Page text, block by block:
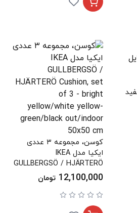
کوسن، مجموعه ۳ عددی
ایکیا مدل IKEA
GULLBERGSÖ / HJÄRTERÖ
Cushion, set of 3 - bright
yellow/white yellow-
green/black out/indoor
50x50 cm
12,100,000 تومان